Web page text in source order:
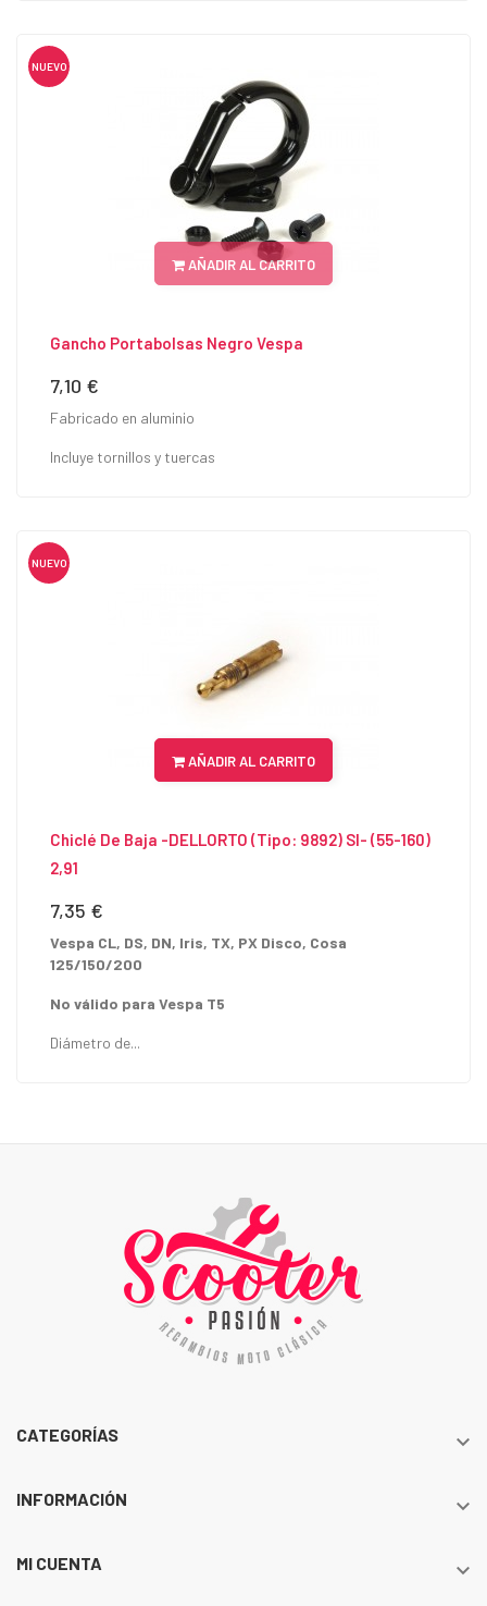
NUEVO
AÑADIR AL CARRITO
Gancho Portabolsas Negro Vespa
Precio
7,10 €
Fabricado en aluminio
Incluye tornillos y tuercas
NUEVO
AÑADIR AL CARRITO
Chiclé De Baja -DELLORTO (tipo: 9892) SI- (55-160)
2,91
Precio
7,35 €
Vespa CL, DS, DN, Iris, TX, PX Disco, Cosa
125/150/200
No válido para Vespa T5
Diámetro de...
CATEGORÍAS 
INFORMACIÓN 
MI CUENTA 